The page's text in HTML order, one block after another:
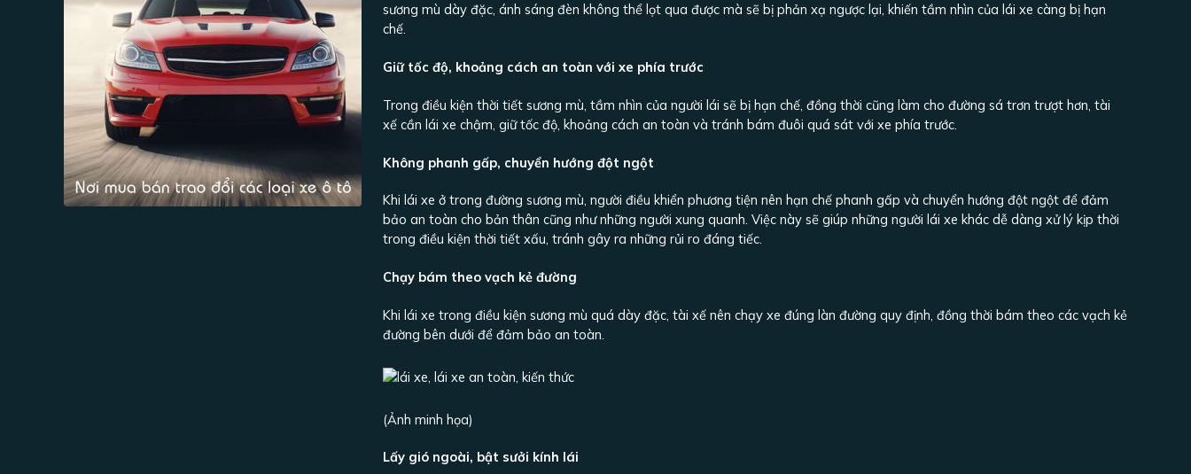
sương mù dày đặc, ánh sáng đèn không thể lọt qua được mà sẽ bị phản xạ ngược lại, khiến tầm nhìn của lái xe càng bị hạn
chế.
Giữ tốc độ, khoảng cách an toàn với xe phía trước
Trong điều kiện thời tiết sương mù, tầm nhìn của người lái sẽ bị hạn chế, đồng thời cũng làm cho đường sá trơn trượt hơn, tài
xế cần lái xe chậm, giữ tốc độ, khoảng cách an toàn và tránh bám đuôi quá sát với xe phía trước.
Không phanh gấp, chuyển hướng đột ngột
Khi lái xe ở trong đường sương mù, người điều khiển phương tiện nên hạn chế phanh gấp và chuyển hướng đột ngột để đảm
bảo an toàn cho bản thân cũng như những người xung quanh. Việc này sẽ giúp những người lái xe khác dễ dàng xử lý kịp thời
trong điều kiện thời tiết xấu, tránh gây ra những rủi ro đáng tiếc.
Chạy bám theo vạch kẻ đường
Khi lái xe trong điều kiện sương mù quá dày đặc, tài xế nên chạy xe đúng làn đường quy định, đồng thời bám theo các vạch kẻ
đường bên dưới để đảm bảo an toàn.
(Ảnh minh họa)
Lấy gió ngoài, bật sưởi kính lái